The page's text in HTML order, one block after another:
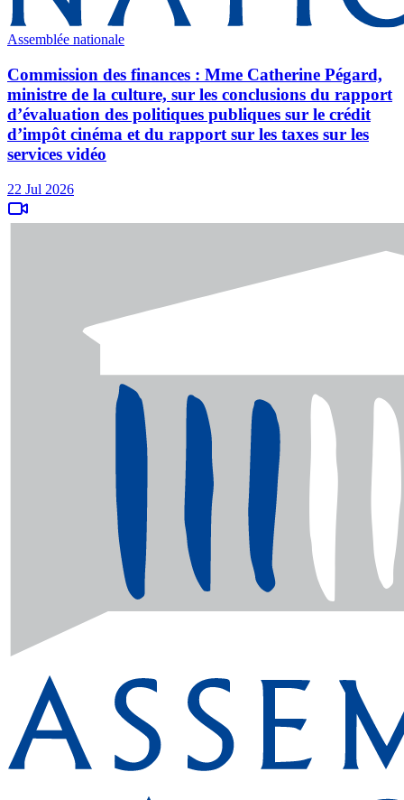
Assemblée nationale
Commission des finances : Mme Catherine Pégard,
ministre de la culture, sur les conclusions du rapport
d’évaluation des politiques publiques sur le crédit
d’impôt cinéma et du rapport sur les taxes sur les
services vidéo
22 Jul 2026